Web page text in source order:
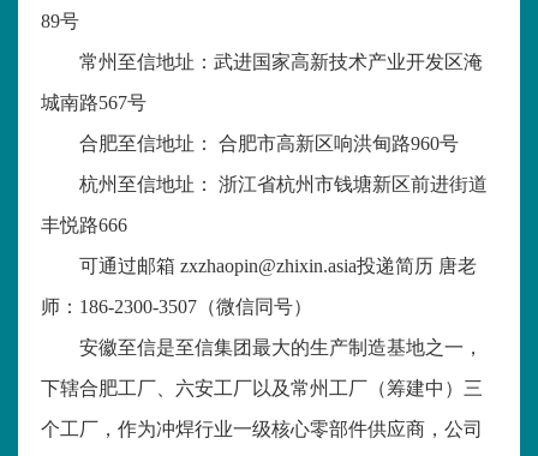
89号
常州至信地址：武进国家高新技术产业开发区淹
城南路567号
合肥至信地址： 合肥市高新区响洪甸路960号
杭州至信地址： 浙江省杭州市钱塘新区前进街道
丰悦路666
可通过邮箱 zxzhaopin@zhixin.asia投递简历 唐老
师： 186-2300-3507 （微信同号）
安徽至信是至信集团最大的生产制造基地之一，
下辖合肥工厂、六安工厂以及常州工厂（筹建中）三
个工厂，作为冲焊行业一级核心零部件供应商，公司